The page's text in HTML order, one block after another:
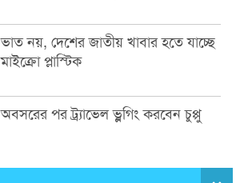
ভাত নয়, দেশের জাতীয় খাবার হতে যাচ্ছে
মাইক্রো প্লাস্টিক
অবসরের পর ট্র্যাভেল ভ্লগিং করবেন চুপ্পু